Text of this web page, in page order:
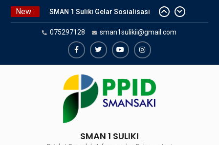
Skip
New :
SMAN 1 Suliki Gelar Sosialisasi
Keselamatan Berlalu Lintas
Bersama Dinas Perhubungan
Lima Puluh Kota
SNBP 2024 – Rekapitulasi
Suliki Tembus PTN
Sosialisasi Narkoba bersama
Kasat Reserve Narkoba Polres 50
075297128 sman1sulikii@gmail.com
FacebookTwiterYoutubeInstagram
SMAN 1 SULIKI